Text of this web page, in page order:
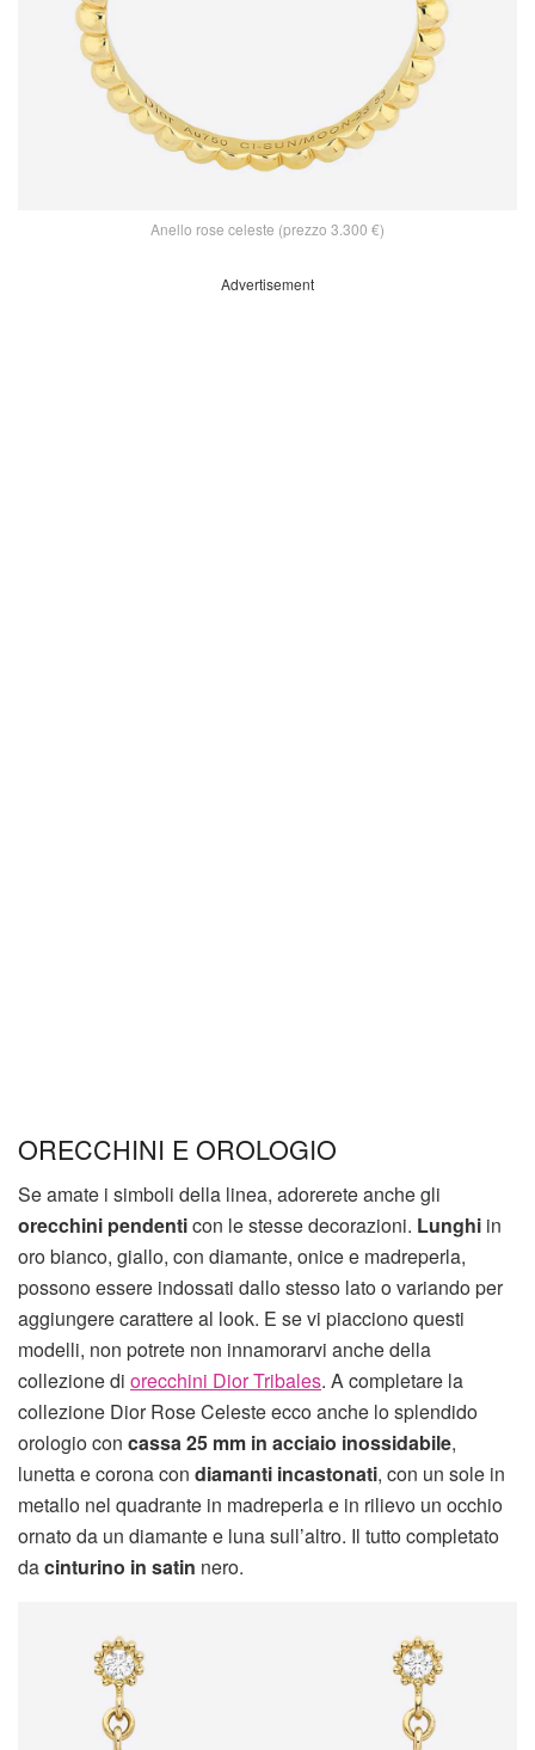
Anello rose celeste (prezzo 3.300 €)
Advertisement
ORECCHINI E OROLOGIO
Se amate i simboli della linea, adorerete anche gli
orecchini pendenticon le stesse decorazioni. Lunghi in
oro bianco, giallo, con diamante, onice e madreperla,
possono essere indossati dallo stesso lato o variando per
aggiungere carattere al look. E se vi piacciono questi
modelli, non potrete non innamorarvi anche della
collezione di orecchini Dior Tribales. A completare la
collezione Dior Rose Celeste ecco anche lo splendido
orologio con cassa 25 mm in acciaio inossidabile,
lunetta e corona con diamanti incastonati, con un sole in
metallo nel quadrante in madreperla e in rilievo un occhio
ornato da un diamante e luna sull’altro. Il tutto completato
dacinturino in satin nero.